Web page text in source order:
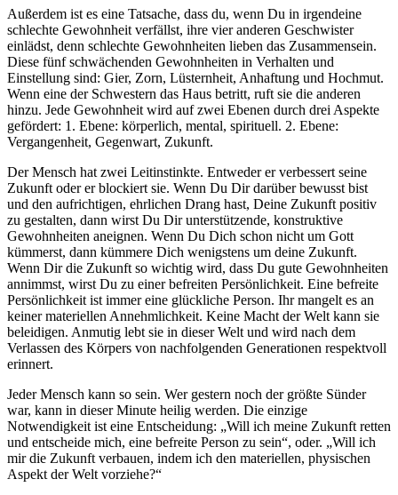
Außerdem ist es eine Tatsache, dass du, wenn Du in irgendeine
schlechte Gewohnheit verfällst, ihre vier anderen Geschwister
einlädst, denn schlechte Gewohnheiten lieben das Zusammensein.
Diese fünf schwächenden Gewohnheiten in Verhalten und
Einstellung sind: Gier, Zorn, Lüsternheit, Anhaftung und Hochmut.
Wenn eine der Schwestern das Haus betritt, ruft sie die anderen
hinzu. Jede Gewohnheit wird auf zwei Ebenen durch drei Aspekte
gefördert: 1. Ebene: körperlich, mental, spirituell. 2. Ebene:
Vergangenheit, Gegenwart, Zukunft.
Der Mensch hat zwei Leitinstinkte. Entweder er verbessert seine
Zukunft oder er blockiert sie. Wenn Du Dir darüber bewusst bist
und den aufrichtigen, ehrlichen Drang hast, Deine Zukunft positiv
zu gestalten, dann wirst Du Dir unterstützende, konstruktive
Gewohnheiten aneignen. Wenn Du Dich schon nicht um Gott
kümmerst, dann kümmere Dich wenigstens um deine Zukunft.
Wenn Dir die Zukunft so wichtig wird, dass Du gute Gewohnheiten
annimmst, wirst Du zu einer befreiten Persönlichkeit. Eine befreite
Persönlichkeit ist immer eine glückliche Person. Ihr mangelt es an
keiner materiellen Annehmlichkeit. Keine Macht der Welt kann sie
beleidigen. Anmutig lebt sie in dieser Welt und wird nach dem
Verlassen des Körpers von nachfolgenden Generationen respektvoll
erinnert.
Jeder Mensch kann so sein. Wer gestern noch der größte Sünder
war, kann in dieser Minute heilig werden. Die einzige
Notwendigkeit ist eine Entscheidung: „Will ich meine Zukunft retten
und entscheide mich, eine befreite Person zu sein“, oder. „Will ich
mir die Zukunft verbauen, indem ich den materiellen, physischen
Aspekt der Welt vorziehe?“